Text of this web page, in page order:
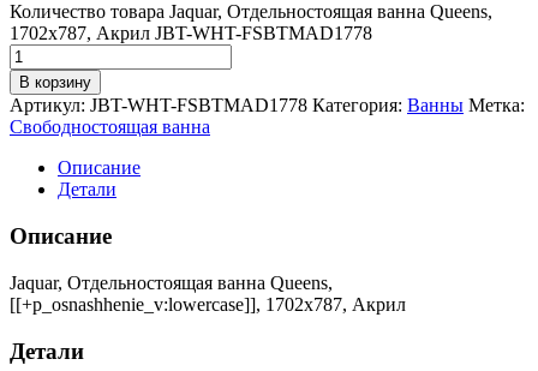
Количество товара Jaquar, Отдельностоящая ванна Queens,
1702х787, Акрил JBT-WHT-FSBTMAD1778
В корзину
Артикул: JBT-WHT-FSBTMAD1778 Категория: Ванны Метка:
Свободностоящая ванна
Описание
Детали
Описание
Jaquar, Отдельностоящая ванна Queens,
[[+p_osnashhenie_v:lowercase]], 1702х787, Акрил
Детали